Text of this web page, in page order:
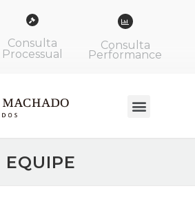
Consulta
Processual
Consulta
Performance
EQUIPE